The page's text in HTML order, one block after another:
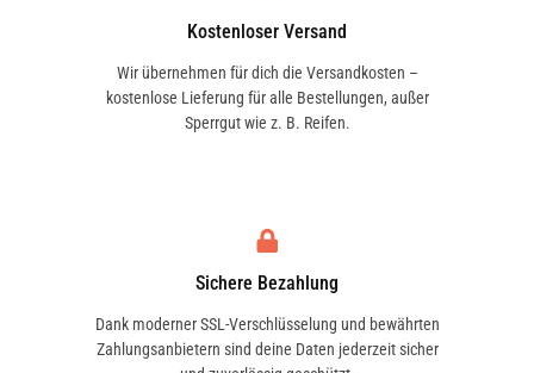
Kostenloser Versand
Wir übernehmen für dich die Versandkosten –
kostenlose Lieferung für alle Bestellungen, außer
Sperrgut wie z. B. Reifen.
Sichere Bezahlung
Dank moderner SSL-Verschlüsselung und bewährten
Zahlungsanbietern sind deine Daten jederzeit sicher